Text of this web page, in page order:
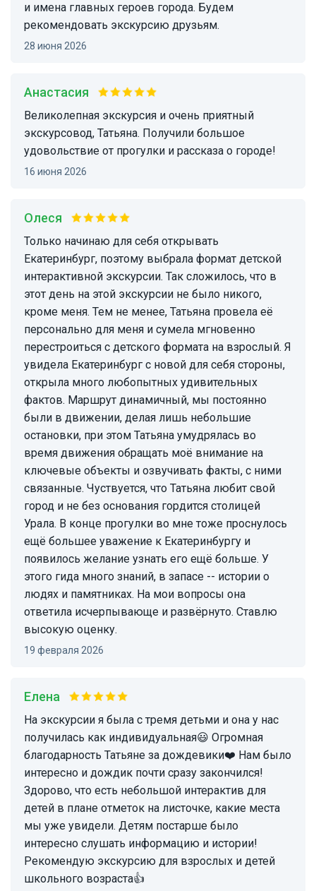
и имена главных героев города. Будем
рекомендовать экскурсию друзьям.
28 июня 2026
Анастасия
Великолепная экскурсия и очень приятный
экскурсовод, Татьяна. Получили большое
удовольствие от прогулки и рассказа о городе!
16 июня 2026
Олеся
Только начинаю для себя открывать
Екатеринбург, поэтому выбрала формат детской
интерактивной экскурсии. Так сложилось, что в
этот день на этой экскурсии не было никого,
кроме меня. Тем не менее, Татьяна провела её
персонально для меня и сумела мгновенно
перестроиться с детского формата на взрослый. Я
увидела Екатеринбург с новой для себя стороны,
открыла много любопытных удивительных
фактов. Маршрут динамичный, мы постоянно
были в движении, делая лишь небольшие
остановки, при этом Татьяна умудрялась во
время движения обращать моё внимание на
ключевые объекты и озвучивать факты, с ними
связанные. Чуствуется, что Татьяна любит свой
город и не без основания гордится столицей
Урала. В конце прогулки во мне тоже проснулось
ещё большее уважение к Екатеринбургу и
появилось желание узнать его ещё больше. У
этого гида много знаний, в запасе -- истории о
людях и памятниках. На мои вопросы она
ответила исчерпывающе и развёрнуто. Ставлю
высокую оценку.
19 февраля 2026
Елена
На экскурсии я была с тремя детьми и она у нас
получилась как индивидуальная😃 Огромная
благодарность Татьяне за дождевики❤️ Нам было
интересно и дождик почти сразу закончился!
Здорово, что есть небольшой интерактив для
детей в плане отметок на листочке, какие места
мы уже увидели. Детям постарше было
интересно слушать информацию и истории!
Рекомендую экскурсию для взрослых и детей
школьного возраста👍